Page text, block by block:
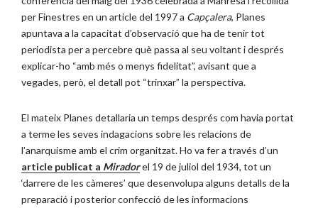
per Finestres en un article del 1997 a Capçalera, Planes
apuntava a la capacitat d’observació que ha de tenir tot
periodista per a percebre què passa al seu voltant i després
explicar-ho “amb més o menys fidelitat”, avisant que a
vegades, però, el detall pot “trinxar” la perspectiva.
El mateix Planes detallaria un temps després com havia portat
a terme les seves indagacions sobre les relacions de
l’anarquisme amb el crim organitzat. Ho va fer a través d’un
article publicat a Miradorel 19 de juliol del 1934, tot un
‘darrere de les càmeres’ que desenvolupa alguns detalls de la
preparació i posterior confecció de les informacions